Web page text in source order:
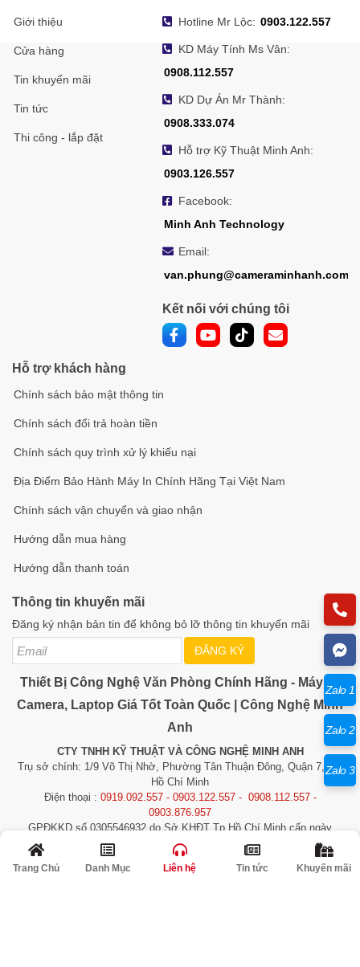
Giới thiệu
Cửa hàng
Tin khuyến mãi
Tin tức
Thi công - lắp đặt
Hotline Mr Lộc: 0903.122.557
KD Máy Tính Ms Vân:
0908.112.557
KD Dự Án Mr Thành:
0908.333.074
Hỗ trợ Kỹ Thuật Minh Anh:
0903.126.557
Facebook:
Minh Anh Technology
Email:
van.phung@cameraminhanh.com
Kết nối với chúng tôi
Hỗ trợ khách hàng
Chính sách bảo mật thông tin
Chính sách đổi trả hoàn tiền
Chính sách quy trình xử lý khiếu nại
Địa Điểm Bảo Hành Máy In Chính Hãng Tại Việt Nam
Chính sách vận chuyển và giao nhận
Hướng dẫn mua hàng
Hướng dẫn thanh toán
Thông tin khuyến mãi
Đăng ký nhận bản tin để không bỏ lỡ thông tin khuyến mãi
ĐĂNG KÝ
Thiết Bị Công Nghệ Văn Phòng Chính Hãng - Máy In,
Camera, Laptop Giá Tốt Toàn Quốc | Công Nghệ Minh
Anh
CTY TNHH KỸ THUẬT VÀ CÔNG NGHỆ MINH ANH
Trụ sở chính: 1/9 Võ Thị Nhờ, Phường Tân Thuận Đông, Quận 7, TP.
Hồ Chí Minh
Điện thoại : 0919.092.557 - 0903.122.557 - 0908.112.557 -
0903.876.957
GPĐKKD số 0305546932 do Sở KHĐT Tp.Hồ Chí Minh cấp ngày
29/02/2008
Trang Chủ Danh Mục Liên hệ Tin tức Khuyến mãi
Zalo 1
Zalo 2
Zalo 3